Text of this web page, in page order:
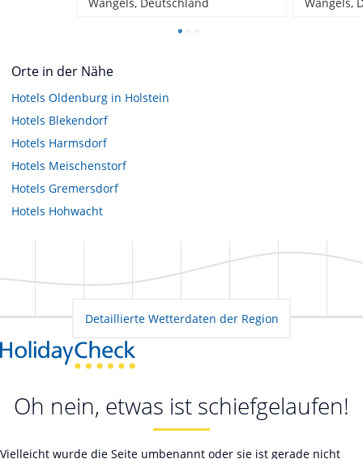
Orte in der Nähe
Hotels Oldenburg in Holstein
Hotels Blekendorf
Hotels Harmsdorf
Hotels Meischenstorf
Hotels Gremersdorf
Hotels Hohwacht
Detaillierte Wetterdaten der Region
Oh nein, etwas ist schiefgelaufen!
Vielleicht wurde die Seite umbenannt oder sie ist gerade nicht